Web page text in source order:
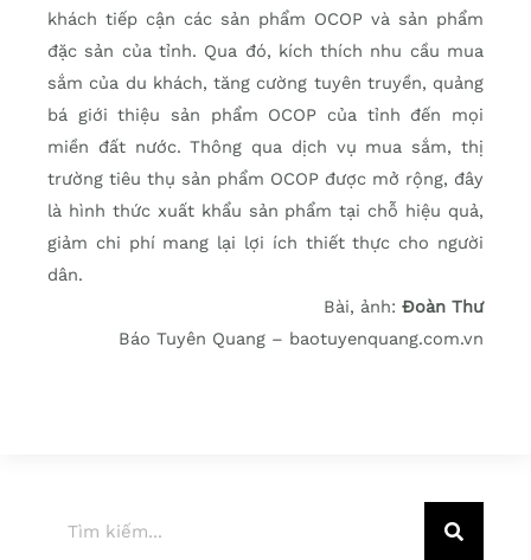
khách tiếp cận các sản phẩm OCOP và sản phẩm
đặc sản của tỉnh. Qua đó, kích thích nhu cầu mua
sắm của du khách, tăng cường tuyên truyền, quảng
bá giới thiệu sản phẩm OCOP của tỉnh đến mọi
miền đất nước. Thông qua dịch vụ mua sắm, thị
trường tiêu thụ sản phẩm OCOP được mở rộng, đây
là hình thức xuất khẩu sản phẩm tại chỗ hiệu quả,
giảm chi phí mang lại lợi ích thiết thực cho người
dân.
Bài, ảnh: Đoàn Thư
Báo Tuyên Quang – baotuyenquang.com.vn